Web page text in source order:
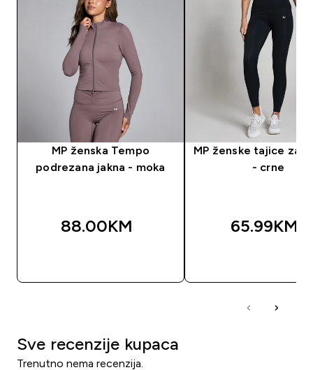
MP ženska Tempo
podrezana jakna - moka
88.00KM‎
MP ženske tajice za
- crne
65.99KM‎
Sve recenzije kupaca
Trenutno nema recenzija.